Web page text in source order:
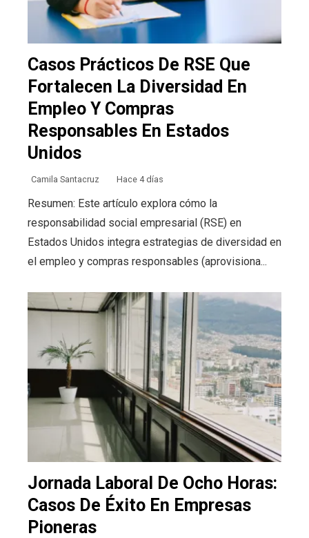
Casos Prácticos De RSE Que
Fortalecen La Diversidad En
Empleo Y Compras
Responsables En Estados
Unidos
Camila Santacruz Hace 4 días
Resumen: Este artículo explora cómo la
responsabilidad social empresarial (RSE) en
Estados Unidos integra estrategias de diversidad en
el empleo y compras responsables (aprovisiona...
Jornada Laboral De Ocho Horas:
Casos De Éxito En Empresas
Pioneras